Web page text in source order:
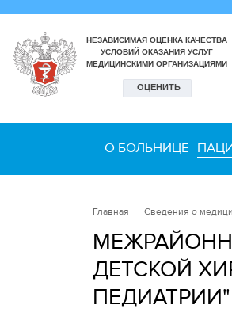
О БОЛЬНИЦЕ
Главная Сведения о
ДЕТСКОЙ